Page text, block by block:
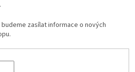
zasílat informace o nových